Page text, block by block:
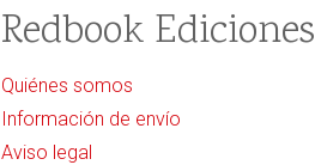
Redbook Ediciones
Quiénes somos
Información de envío
Aviso legal